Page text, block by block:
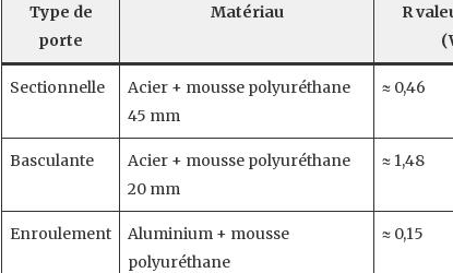
Type de
porte
Matériau
R
Sectionnelle
Acier + mousse polyuréthane
45 mm
≈ 0,46
Basculante
Acier + mousse polyuréthane
20 mm
≈ 1,48
Enroulement
Aluminium + mousse
polyuréthane
≈ 0,15